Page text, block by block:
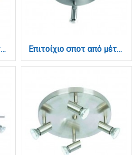
Επιτοίχιο σποτ από μέταλλο σε νίκελ ματ απόχρωση 3XE14 D:60cm (9065-3Φ-Νίκελ Ματ) Επιτοίχιο σποτ από μέταλλο σε νίκελ ματ απόχρωση 3XGU10 D:25cm (9075-3Φ-Νίκελ Ματ)